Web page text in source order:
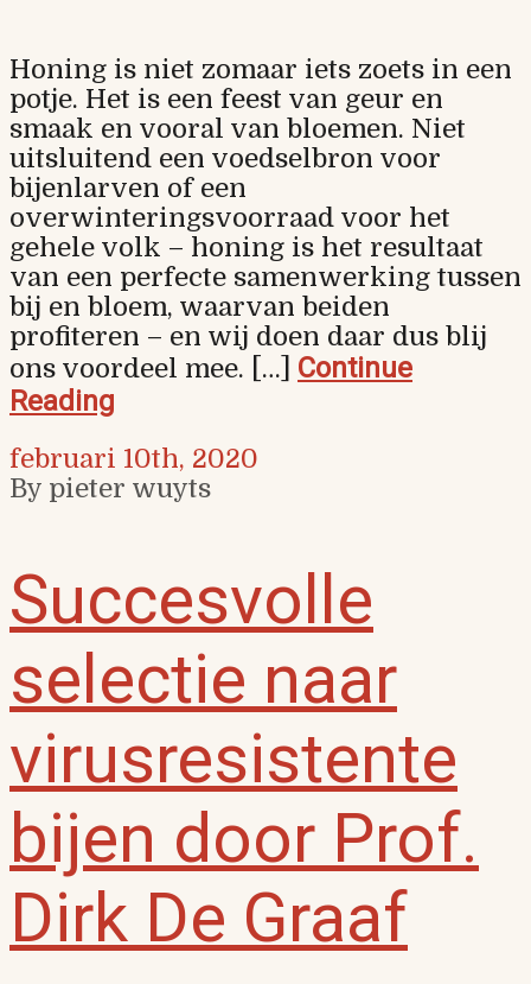
Honing is niet zomaar iets zoets in een
potje. Het is een feest van geur en
smaak en vooral van bloemen. Niet
uitsluitend een voedselbron voor
bijenlarven of een
overwinteringsvoorraad voor het
gehele volk – honing is het resultaat
van een perfecte samenwerking tussen
bij en bloem, waarvan beiden
profiteren – en wij doen daar dus blij
ons voordeel mee. […] Continue
Reading
februari 10th, 2020
By pieter wuyts
Succesvolle
selectie naar
virusresistente
bijen door Prof.
Dirk De Graaf